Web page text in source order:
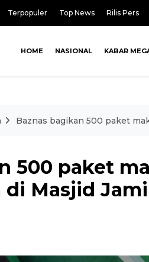
Terpopuler Top News Rilis Pers
HOME NASIONAL KABAR
Baznas bagikan 500 paket
500 paket
di Masjid